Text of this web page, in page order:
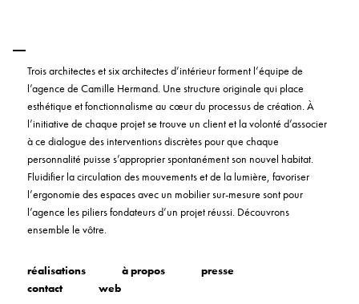
Trois architectes et six architectes d’intérieur forment l’équipe de
l’agence de Camille Hermand. Une structure originale qui place
esthétique et fonctionnalisme au cœur du processus de création. À
l’initiative de chaque projet se trouve un client et la volonté d’associer
à ce dialogue des interventions discrètes pour que chaque
personnalité puisse s’approprier spontanément son nouvel habitat.
Fluidifier la circulation des mouvements et de la lumière, favoriser
l’ergonomie des espaces avec un mobilier sur-mesure sont pour
l’agence les piliers fondateurs d’un projet réussi. Découvrons
ensemble le vôtre.
réalisations à propos
presse
contact
web